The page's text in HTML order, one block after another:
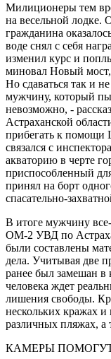
Милиционеры тем
на весельной лодке.
гражданина
воде снял с себя
изменил курс и
миновал Новый
Но сдаваться так и
мужчину, который
невозможно, -
Астраханской
прибегать к помощи
связался с
акваторию в черте
приспособленный
принял на борт
спасательно-
В итоге мужчину
ОМ-2 УВД по
были составлены
дела. Учитывая две
ранее был замешан в
человека ждет
лишения свободы.
нескольких кражах
различных пляжах, а
КАМЕРЫ